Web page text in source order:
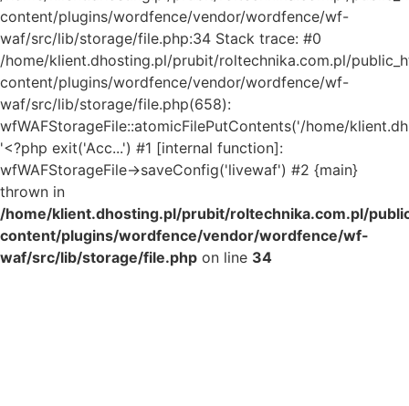
content/plugins/wordfence/vendor/wordfence/wf-
waf/src/lib/storage/file.php:34 Stack trace: #0
/home/klient.dhosting.pl/prubit/roltechnika.com.pl/
content/plugins/wordfence/vendor/wordfence/wf-
waf/src/lib/storage/file.php(658):
wfWAFStorageFile::atomicFilePutContents('/home/
'<?php exit('Acc...') #1 [internal function]:
wfWAFStorageFile->saveConfig('livewaf') #2 {main}
thrown in
/home/klient.dhosting.pl/prubit/roltechnika.com.pl/
content/plugins/wordfence/vendor/wordfence/wf-
waf/src/lib/storage/file.php on line 34